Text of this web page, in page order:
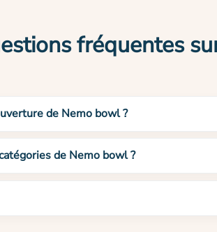
fréquentes
de Nemo bowl ?
de Nemo bowl ?